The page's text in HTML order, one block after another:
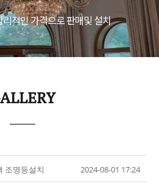
리적인 가격으로 판매및 설치
조명등설치 2024-08-01 17:24